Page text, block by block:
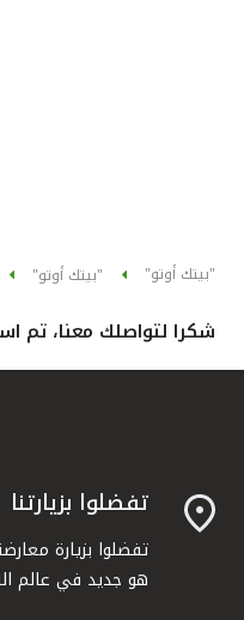
"بيتك أوتو" "بيتك أوتو"
شكرا لتواصلك معنا، تم
تفضلوا بزيارتنا
تفضلوا بزيارة
هو جديد في عالم